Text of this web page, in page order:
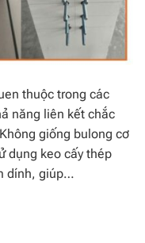
thuộc trong các
năng liên kết chắc
giống bulong cơ
dụng keo cấy thép
dính, giúp…